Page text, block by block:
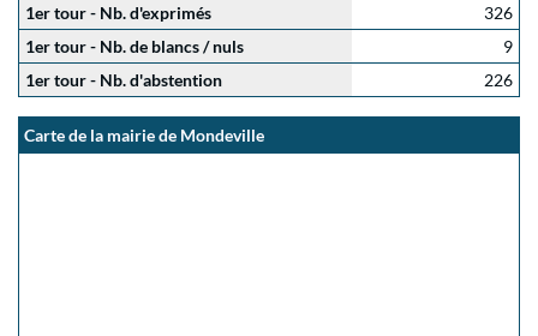
1er tour - Nb. d'exprimés
326
1er tour - Nb. de blancs / nuls
9
1er tour - Nb. d'abstention
226
Carte de la mairie de Mondeville